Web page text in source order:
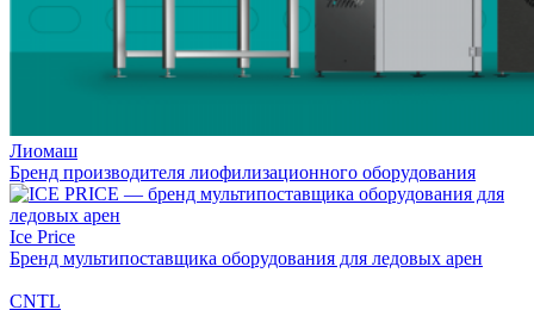
Лиомаш
Бренд производителя лиофилизационного оборудования
Ice Price
Бренд мультипоставщика оборудования для ледовых арен
CNTL